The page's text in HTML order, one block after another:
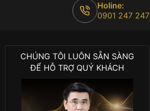
Holine:
0901 247 247
CHÚNG TÔI LUÔN SẴN SÀNG
ĐỂ HỖ TRỢ QUÝ KHÁCH